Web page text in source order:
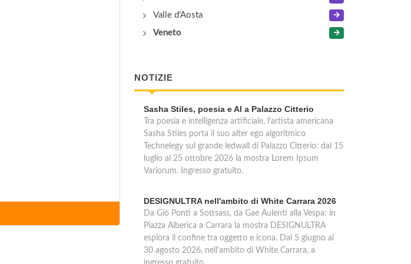
Valle d'Aosta
Veneto
NOTIZIE
Sasha Stiles, poesia e AI a Palazzo Citterio
Tra poesia e intelligenza artificiale, l'artista americana
Sasha Stiles porta il suo alter ego algoritmico
Technelegy sul grande ledwall di Palazzo Citterio: dal 15
luglio al 25 ottobre 2026 la mostra Lorem Ipsum
Variorum. Ingresso gratuito.
DESIGNULTRA nell'ambito di White Carrara 2026
Da Giò Ponti a Sottsass, da Gae Aulenti alla Vespa: in
Piazza Alberica a Carrara la mostra DESIGNULTRA
esplora il confine tra oggetto e icona. Dal 5 giugno al
30 agosto 2026, nell'ambito di White Carrara, a